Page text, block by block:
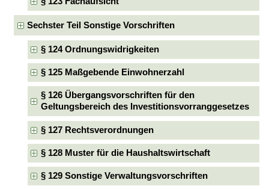
Sechster Teil Sonstige Vorschriften
§ 124 Ordnungswidrigkeiten
§ 125 Maßgebende Einwohnerzahl
§ 126 Übergangsvorschriften für den
Geltungsbereich des Investitionsvorranggesetzes
§ 127 Rechtsverordnungen
§ 128 Muster für die Haushaltswirtschaft
§ 129 Sonstige Verwaltungsvorschriften